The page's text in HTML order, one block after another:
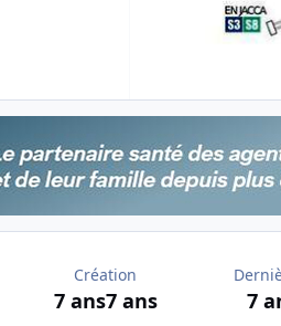
Création
7 ans7 ans 7